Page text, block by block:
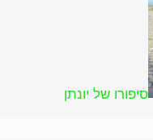
סיפורו של יונתן